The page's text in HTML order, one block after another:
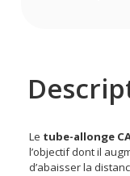
Le tube-allonge
l’objectif dont il
d’abaisser la